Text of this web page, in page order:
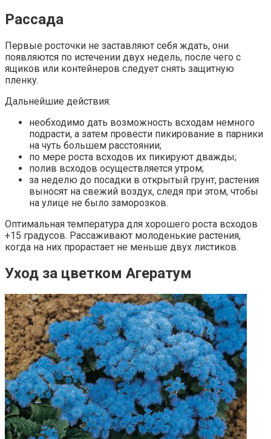
Рассада
Первые росточки не заставляют себя ждать, они
появляются по истечении двух недель, после чего с
ящиков или контейнеров следует снять защитную
пленку.
Дальнейшие действия:
необходимо дать возможность всходам немного
подрасти, а затем провести пикирование в парники
на чуть большем расстоянии;
по мере роста всходов их пикируют дважды;
полив всходов осуществляется утром;
за неделю до посадки в открытый грунт, растения
выносят на свежий воздух, следя при этом, чтобы
на улице не было заморозков.
Оптимальная температура для хорошего роста всходов
+15 градусов. Рассаживают молоденькие растения,
когда на них прорастает не меньше двух листиков.
Уход за цветком Агератум